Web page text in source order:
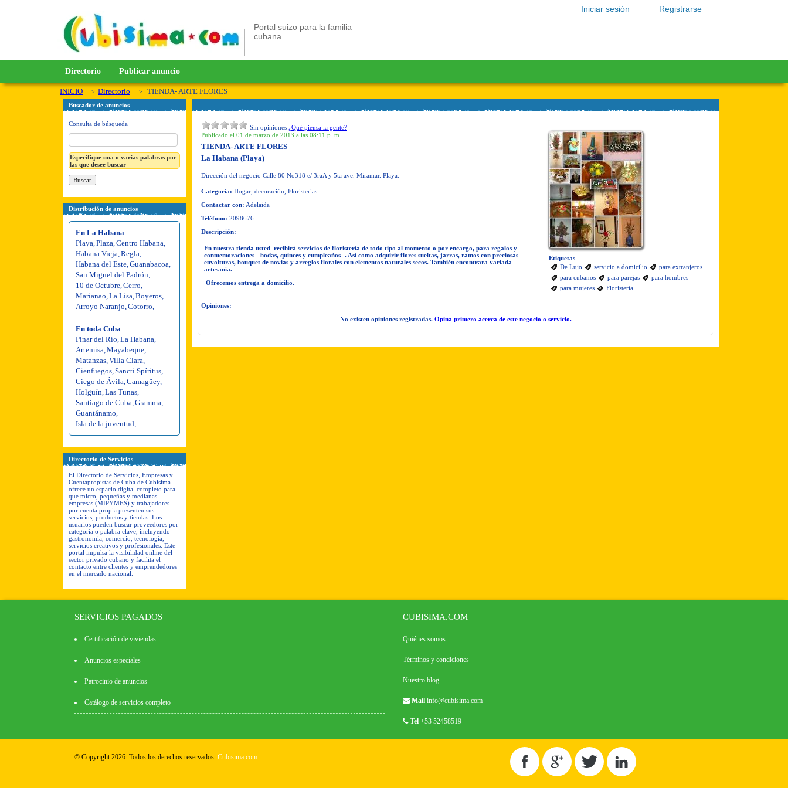
Registrarse
Iniciar sesión
Portal suizo para la familia
cubana
Directorio Publicar anuncio
INICIO Directorio TIENDA- ARTE FLORES
Buscador de anuncios
Consulta de búsqueda
Especifique una o varias palabras por
las que desee buscar
Distribución de anuncios
En La Habana
Playa Plaza Centro Habana
Habana Vieja Regla
Habana del Este Guanabacoa
San Miguel del Padrón
10 de Octubre Cerro
Marianao La Lisa Boyeros
Arroyo Naranjo Cotorro
En toda Cuba
Pinar del Río La Habana
Artemisa Mayabeque
Matanzas Villa Clara
Cienfuegos Sancti Spíritus
Ciego de Ávila Camagüey,
Holguín Las Tunas
Santiago de Cuba Gramma
Guantánamo
Isla de la juventud
Directorio de Servicios
El Directorio de Servicios, Empresas y
Cuentapropistas de Cuba de Cubisima
ofrece un espacio digital completo para
que micro, pequeñas y medianas
empresas (MIPYMES) y trabajadores
por cuenta propia presenten sus
servicios, productos y tiendas. Los
usuarios pueden buscar proveedores por
categoría o palabra clave, incluyendo
gastronomía, comercio, tecnología,
servicios creativos y profesionales. Este
portal impulsa la visibilidad online del
sector privado cubano y facilita el
contacto entre clientes y emprendedores
en el mercado nacional.
Sin opiniones ¿Qué piensa la gente?
Publicado el 01 de marzo de 2013 a las 08:11 p. m.
TIENDA- ARTE FLORES
La Habana (Playa)
Dirección del negocio Calle 80 No318 e/ 3raA y 5ta ave. Miramar. Playa.
Categoría: Hogar, decoración, Floristerías
Contactar con: Adelaida
Teléfono: 2098676
Descripción:
En nuestra tienda usted recibirá servicios de floristería de todo tipo al momento o por encargo, para regalos y
conmemoraciones - bodas, quinces y cumpleaños -. Así como adquirir flores sueltas, jarras, ramos con preciosas
envolturas, bouquet de novias y arreglos florales con elementos naturales secos. También encontrara variada
artesanía.
Ofrecemos entrega a domicilio.
Etiquetas
De Lujo
servicio a domicilio
para extranjeros
para cubanos
para parejas
para hombres
para mujeres
Floristería
Opiniones:
No existen opiniones registradas. Opina primero acerca de este negocio o servicio.
SERVICIOS PAGADOS
Certificación de viviendas
Anuncios especiales
Patrocinio de anuncios
Catálogo de servicios completo
CUBISIMA.COM
Quiénes somos
Términos y condiciones
Nuestro blog
Mail info@cubisima.com
Tel +53 52458519
© Copyright 2026. Todos los derechos reservados. Cubisima.com